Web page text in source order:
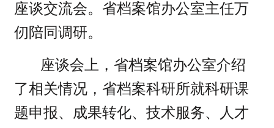
座谈交流会。省档案馆办公室主任万
仞陪同调研。
座谈会上，省档案馆办公室介绍
了相关情况，省档案科研所就科研课
题申报、成果转化、技术服务、人才